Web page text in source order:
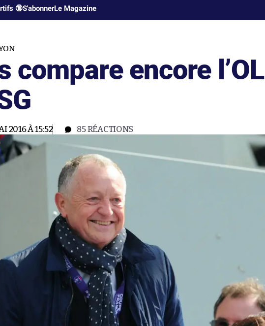
🔞S'abonnerLe Magazine
compare encore l’OL
2016 À 15:52 85RÉACTIONS